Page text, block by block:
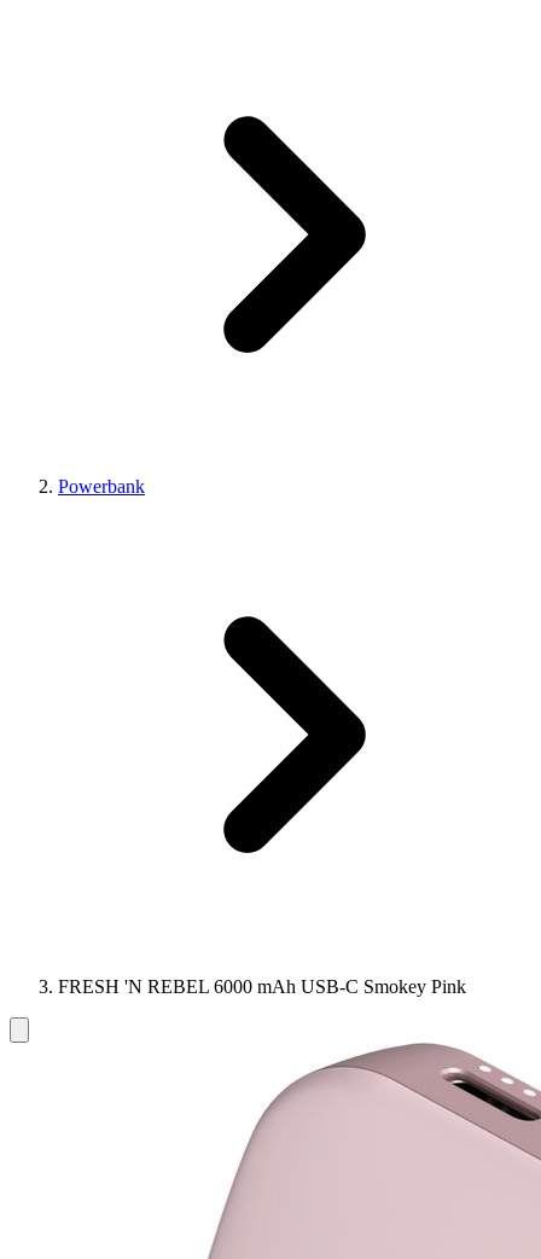
Powerbank
FRESH 'N REBEL 6000 mAh USB-C Smokey Pink